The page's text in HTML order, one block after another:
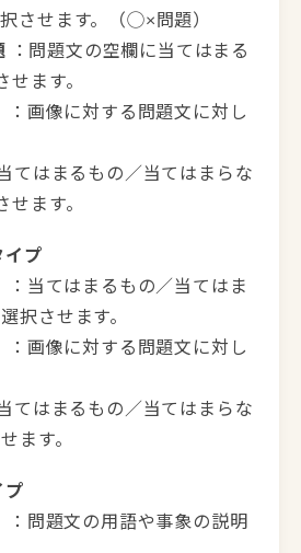
させます。（◯×問題）
：問題文の空欄に当てはまる
ます。
：画像に対する問題文に対し
の／当てはまらな
ます。
イプ
：当てはまるもの／当てはま
択させます。
：画像に対する問題文に対し
の／当てはまらな
ます。
プ
：問題文の用語や事象の説明